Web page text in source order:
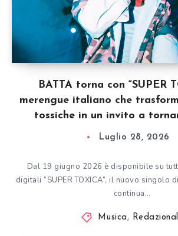
BATTA torna con “SUPER
merengue italiano che
tossiche in un invito a
Luglio 28, 2026
Dal 19 giugno 2026 è disponibile su
digitali “SUPER TOXICA”, il nuovo singolo
continua…
Musica,